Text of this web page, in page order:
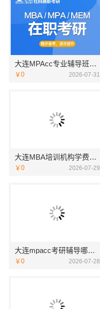
大连MPAcc专业辅导班哪家教学好-社科赛斯
￥0 2026-07-31
大连MBA培训机构学费多少 社科赛斯为学员提供优质的MBA教学服务
￥0 2026-07-29
大连mpacc考研辅导哪家老师好-社科赛斯
￥0 2026-07-28